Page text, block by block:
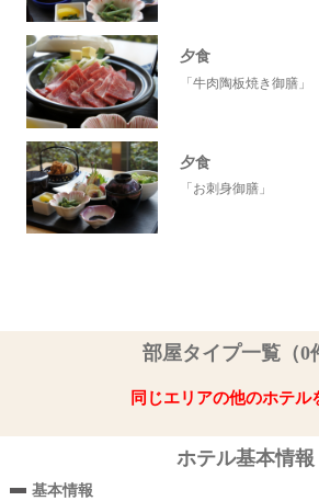
夕食
「牛肉陶板焼き御膳」
夕食
「お刺身御膳」
部屋タイプ一覧（0
同じエリアの他のホテル
ホテル基本情報
基本情報